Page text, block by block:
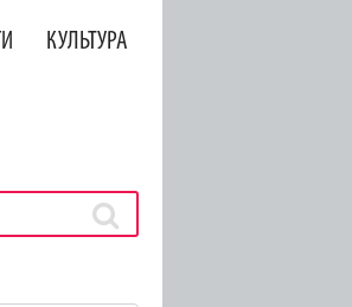
КУЛЬТУРА